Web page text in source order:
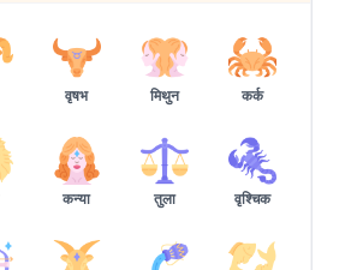
वृषभ मिथुन कर्क
कन्या तुला वृश्चिक